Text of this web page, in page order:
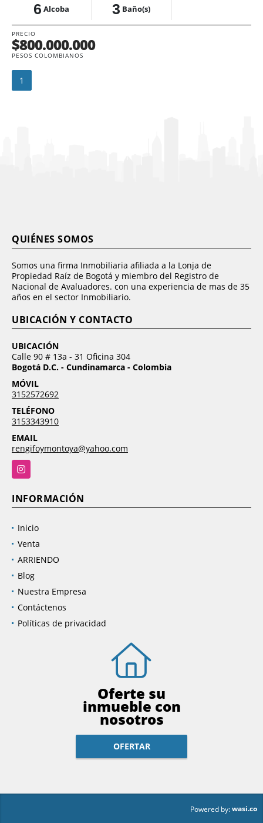
6 Alcoba 3 Baño(s)
PRECIO
$800.000.000
PESOS COLOMBIANOS
1
QUIÉNES SOMOS
Somos una firma Inmobiliaria afiliada a la Lonja de
Propiedad Raíz de Bogotá y miembro del Registro de
Nacional de Avaluadores. con una experiencia de mas de 35
años en el sector Inmobiliario.
UBICACIÓN Y CONTACTO
UBICACIÓN
Calle 90 # 13a - 31 Oficina 304
Bogotá D.C. - Cundinamarca - Colombia
MÓVIL
3152572692
TELÉFONO
3153343910
EMAIL
rengifoymontoya@yahoo.com
Instagram
INFORMACIÓN
Inicio
Venta
ARRIENDO
Blog
Nuestra Empresa
Contáctenos
Políticas de privacidad
Oferte su
inmueble con
nosotros
OFERTAR
Powered by:wasi.co